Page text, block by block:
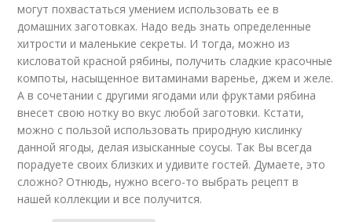
Крючок для куклы Платья для кукол
могут похвастаться умением использовать ее в
домашних заготовках. Надо ведь знать определенные
хитрости и маленькие секреты. И тогда, можно из
кисловатой красной рябины, получить сладкие красочные
компоты, насыщенное витаминами варенье, джем и желе.
А в сочетании с другими ягодами или фруктами рябина
внесет свою нотку во вкус любой заготовки. Кстати,
можно с пользой использовать природную кислинку
данной ягоды, делая изысканные соусы. Так Вы всегда
порадуете своих близких и удивите гостей. Думаете, это
сложно? Отнюдь, нужно всего-то выбрать рецепт в
нашей коллекции и все получится.